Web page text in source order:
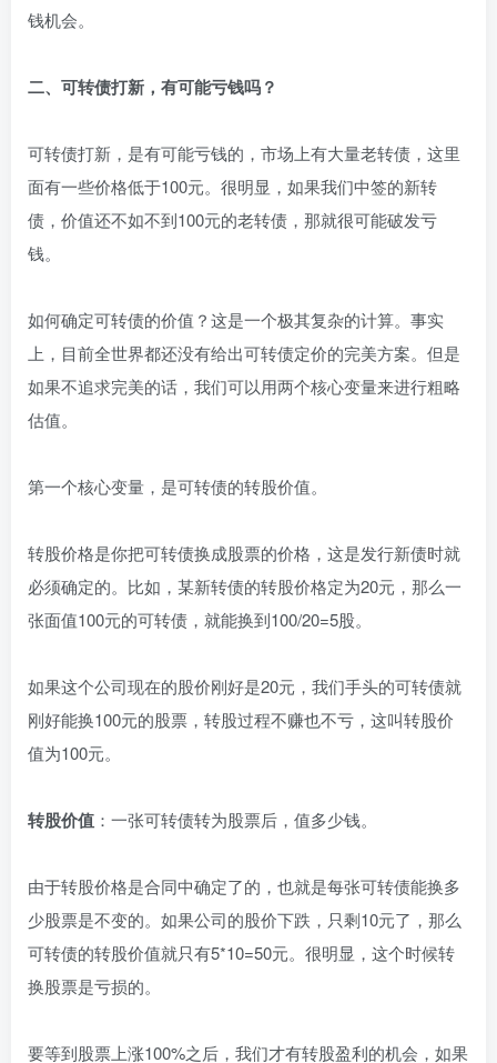
钱机会。
二、可转债打新，有可能亏钱吗？
可转债打新，是有可能亏钱的，市场上有大量老转债，这里
面有一些价格低于100元。很明显，如果我们中签的新转
债，价值还不如不到100元的老转债，那就很可能破发亏
钱。
如何确定可转债的价值？这是一个极其复杂的计算。事实
上，目前全世界都还没有给出可转债定价的完美方案。但是
如果不追求完美的话，我们可以用两个核心变量来进行粗略
估值。
第一个核心变量，是可转债的转股价值。
转股价格是你把可转债换成股票的价格，这是发行新债时就
必须确定的。比如，某新转债的转股价格定为20元，那么一
张面值100元的可转债，就能换到100/20=5股。
如果这个公司现在的股价刚好是20元，我们手头的可转债就
刚好能换100元的股票，转股过程不赚也不亏，这叫转股价
值为100元。
转股价值 ：一张可转债转为股票后，值多少钱。
由于转股价格是合同中确定了的，也就是每张可转债能换多
少股票是不变的。如果公司的股价下跌，只剩10元了，那么
可转债的转股价值就只有5*10=50元。很明显，这个时候转
换股票是亏损的。
要等到股票上涨100%之后，我们才有转股盈利的机会，如果